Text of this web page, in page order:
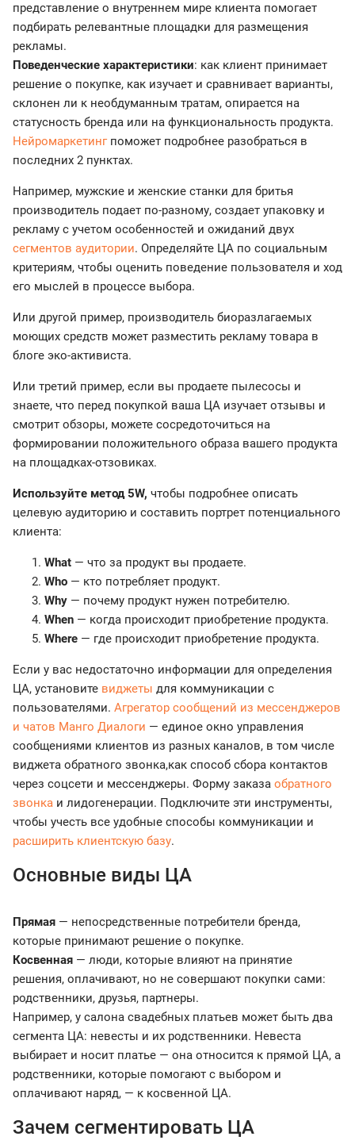
представление о внутреннем мире клиента помогает
подбирать релевантные площадки для размещения
рекламы.
Поведенческие характеристики: как клиент принимает
решение о покупке, как изучает и сравнивает варианты,
склонен ли к необдуманным тратам, опирается на
статусность бренда или на функциональность продукта.
Нейромаркетингпоможет подробнее разобраться в
последних 2 пунктах.
Например, мужские и женские станки для бритья
производитель подает по-разному, создает упаковку и
рекламу с учетом особенностей и ожиданий двух
сегментов аудитории. Определяйте ЦА по социальным
критериям, чтобы оценить поведение пользователя и ход
его мыслей в процессе выбора.
Или другой пример, производитель биоразлагаемых
моющих средств может разместить рекламу товара в
блоге эко-активиста.
Или третий пример, если вы продаете пылесосы и
знаете, что перед покупкой ваша ЦА изучает отзывы и
смотрит обзоры, можете сосредоточиться на
формировании положительного образа вашего продукта
на площадках-отзовиках.
Используйте метод 5W, чтобы подробнее описать
целевую аудиторию и составить портрет потенциального
клиента:
What — что за продукт вы продаете.
Who — кто потребляет продукт.
Why — почему продукт нужен потребителю.
When — когда происходит приобретение продукта.
Where — где происходит приобретение продукта.
Если у вас недостаточно информации для определения
ЦА, установите виджеты для коммуникации с
пользователями. Агрегатор сообщений из мессенджеров
и чатов Манго Диалоги — единое окно управления
сообщениями клиентов из разных каналов, в том числе
виджета обратного звонка,как способ сбора контактов
через соцсети и мессенджеры. Форму заказа обратного
звонка и лидогенерации. Подключите эти инструменты,
чтобы учесть все удобные способы коммуникации и
расширить клиентскую базу.
Основные виды ЦА
Прямая — непосредственные потребители бренда,
которые принимают решение о покупке.
Косвенная — люди, которые влияют на принятие
решения, оплачивают, но не совершают покупки сами:
родственники, друзья, партнеры.
Например, у салона свадебных платьев может быть два
сегмента ЦА: невесты и их родственники. Невеста
выбирает и носит платье — она относится к прямой ЦА, а
родственники, которые помогают с выбором и
оплачивают наряд, — к косвенной ЦА.
Зачем сегментировать ЦА